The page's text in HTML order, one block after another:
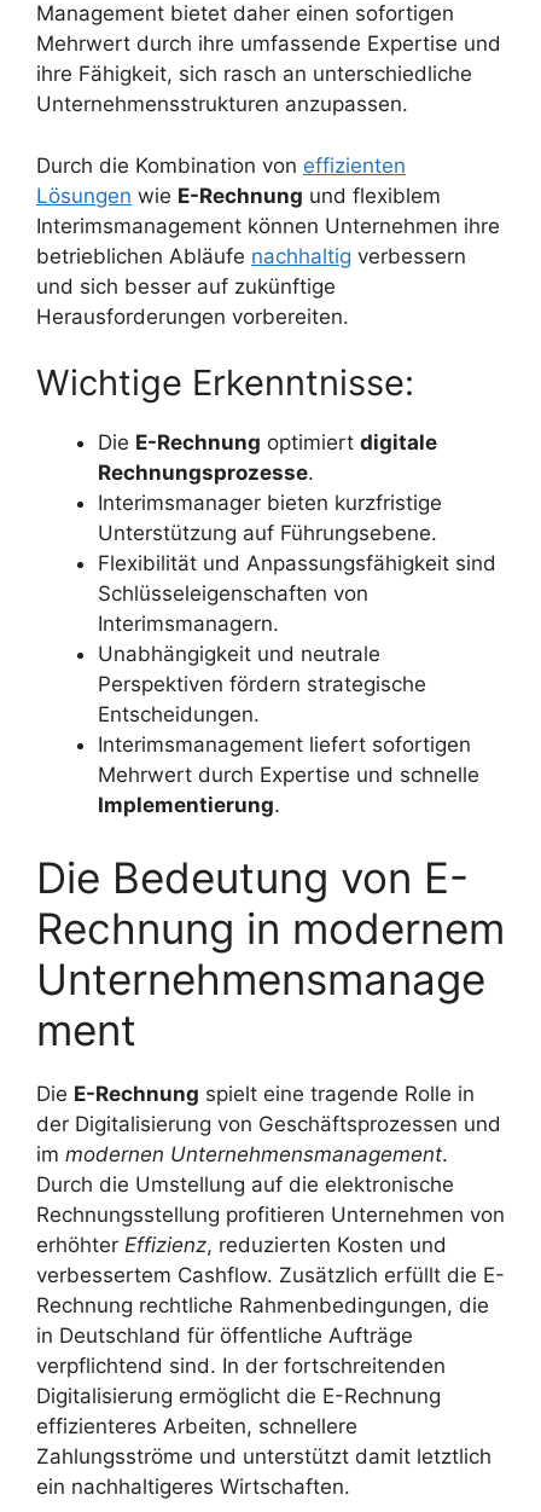
Management bietet daher einen sofortigen
Mehrwert durch ihre umfassende Expertise und
ihre Fähigkeit, sich rasch an unterschiedliche
Unternehmensstrukturen anzupassen.
Durch die Kombination von effizienten
Lösungen wie E-Rechnung und flexiblem
Interimsmanagement können Unternehmen ihre
betrieblichen Abläufe nachhaltig verbessern
und sich besser auf zukünftige
Herausforderungen vorbereiten.
Wichtige Erkenntnisse:
Die E-Rechnung optimiert digitale
Rechnungsprozesse.
Interimsmanager bieten kurzfristige
Unterstützung auf Führungsebene.
Flexibilität und Anpassungsfähigkeit sind
Schlüsseleigenschaften von
Interimsmanagern.
Unabhängigkeit und neutrale
Perspektiven fördern strategische
Entscheidungen.
Interimsmanagement liefert sofortigen
Mehrwert durch Expertise und schnelle
Implementierung.
Die Bedeutung von E-
Rechnung in modernem
Unternehmensmanage
ment
Die E-Rechnung spielt eine tragende Rolle in
der Digitalisierung von Geschäftsprozessen und
im modernen Unternehmensmanagement.
Durch die Umstellung auf die elektronische
Rechnungsstellung profitieren Unternehmen von
erhöhter Effizienz, reduzierten Kosten und
verbessertem Cashflow. Zusätzlich erfüllt die E-
Rechnung rechtliche Rahmenbedingungen, die
in Deutschland für öffentliche Aufträge
verpflichtend sind. In der fortschreitenden
Digitalisierung ermöglicht die E-Rechnung
effizienteres Arbeiten, schnellere
Zahlungsströme und unterstützt damit letztlich
ein nachhaltigeres Wirtschaften.